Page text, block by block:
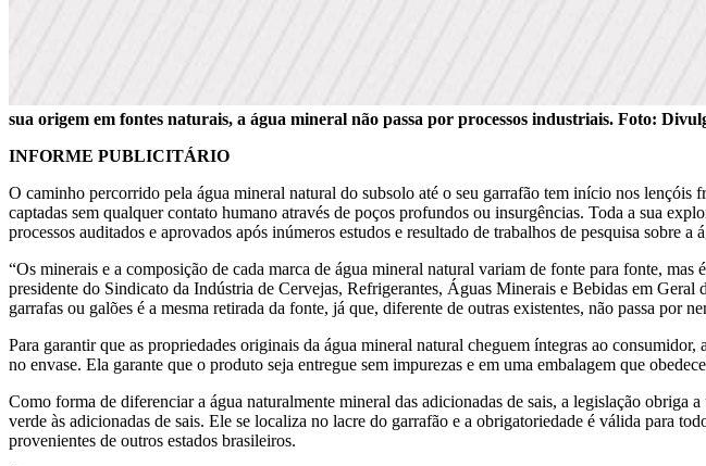
sua origem em fontes naturais, a água mineral não passa por processos industriais. Foto:
INFORME PUBLICITÁRIO
O caminho percorrido pela água mineral natural do subsolo até o seu garrafão tem início nos lençóis
captadas sem qualquer contato humano através de poços profundos ou insurgências. Toda a sua
processos auditados e aprovados após inúmeros estudos e resultado de trabalhos de pesquisa sobre a
“Os minerais e a composição de cada marca de água mineral natural variam de fonte para fonte,
presidente do Sindicato da Indústria de Cervejas, Refrigerantes, Águas Minerais e Bebidas em
garrafas ou galões é a mesma retirada da fonte, já que, diferente de outras existentes, não passa por
Para garantir que as propriedades originais da água mineral natural cheguem íntegras ao
no envase. Ela garante que o produto seja entregue sem impurezas e em uma embalagem que
Como forma de diferenciar a água naturalmente mineral das adicionadas de sais, a legislação
verde às adicionadas de sais. Ele se localiza no lacre do garrafão e a obrigatoriedade é válida para
provenientes de outros estados brasileiros.